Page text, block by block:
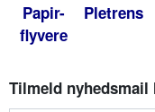
Papir-
flyvere
Pletrens
Tilmeld nyhedsmail